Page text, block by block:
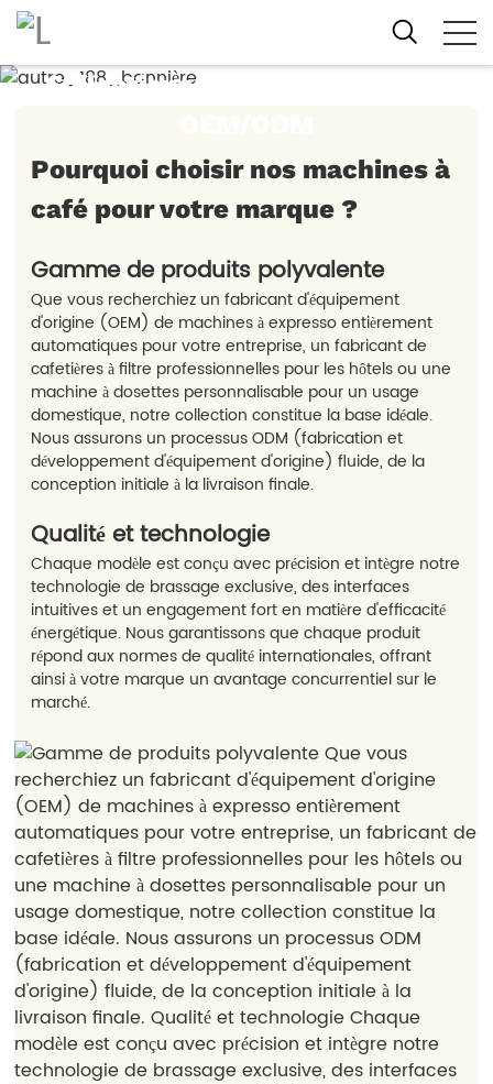
Collections de machines à café
Pourquoi choisir nos machines à
café pour votre marque ?
Gamme de produits polyvalente
Que vous recherchiez un fabricant d'équipement
d'origine (OEM) de machines à expresso entièrement
automatiques pour votre entreprise, un fabricant de
cafetières à filtre professionnelles pour les hôtels ou une
machine à dosettes personnalisable pour un usage
domestique, notre collection constitue la base idéale.
Nous assurons un processus ODM (fabrication et
développement d'équipement d'origine) fluide, de la
conception initiale à la livraison finale.
Qualité et technologie
Chaque modèle est conçu avec précision et intègre notre
technologie de brassage exclusive, des interfaces
intuitives et un engagement fort en matière d'efficacité
énergétique. Nous garantissons que chaque produit
répond aux normes de qualité internationales, offrant
ainsi à votre marque un avantage concurrentiel sur le
marché.